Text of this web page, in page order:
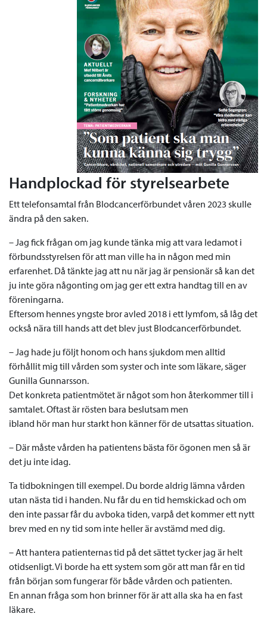
Handplockad för styrelsearbete
Ett telefonsamtal från Blodcancerförbundet våren 2023 skulle
ändra på den saken.
– Jag fick frågan om jag kunde tänka mig att vara ledamot i
förbundsstyrelsen för att man ville ha in någon med min
erfarenhet. Då tänkte jag att nu när jag är pensionär så kan det
ju inte göra någonting om jag ger ett extra handtag till en av
föreningarna.
Eftersom hennes yngste bror avled 2018 i ett lymfom, så låg det
också nära till hands att det blev just Blodcancerförbundet.
– Jag hade ju följt honom och hans sjukdom men alltid
förhållit mig till vården som syster och inte som läkare, säger
Gunilla Gunnarsson.
Det konkreta patientmötet är något som hon återkommer till i
samtalet. Oftast är rösten bara beslutsam men
ibland hör man hur starkt hon känner för de utsattas situation.
– Där måste vården ha patientens bästa för ögonen men så är
det ju inte idag.
Ta tidbokningen till exempel. Du borde aldrig lämna vården
utan nästa tid i handen. Nu får du en tid hemskickad och om
den inte passar får du avboka tiden, varpå det kommer ett nytt
brev med en ny tid som inte heller är avstämd med dig.
– Att hantera patienternas tid på det sättet tycker jag är helt
otidsenligt. Vi borde ha ett system som gör att man får en tid
från början som fungerar för både vården och patienten.
En annan fråga som hon brinner för är att alla ska ha en fast
läkare.